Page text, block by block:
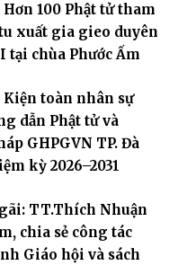
100 Phật tử tham
xuất gia gieo duyên
tại chùa Phước Ấm
Kiện toàn nhân sự
dẫn Phật tử và
GHPGVN TP. Đà
kỳ 2026–2031
TT.Thích Nhuận
chia sẻ công tác
Giáo hội và sách